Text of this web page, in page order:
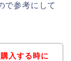
で参考にして
入する時に